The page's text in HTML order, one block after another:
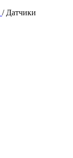
/ Датчики